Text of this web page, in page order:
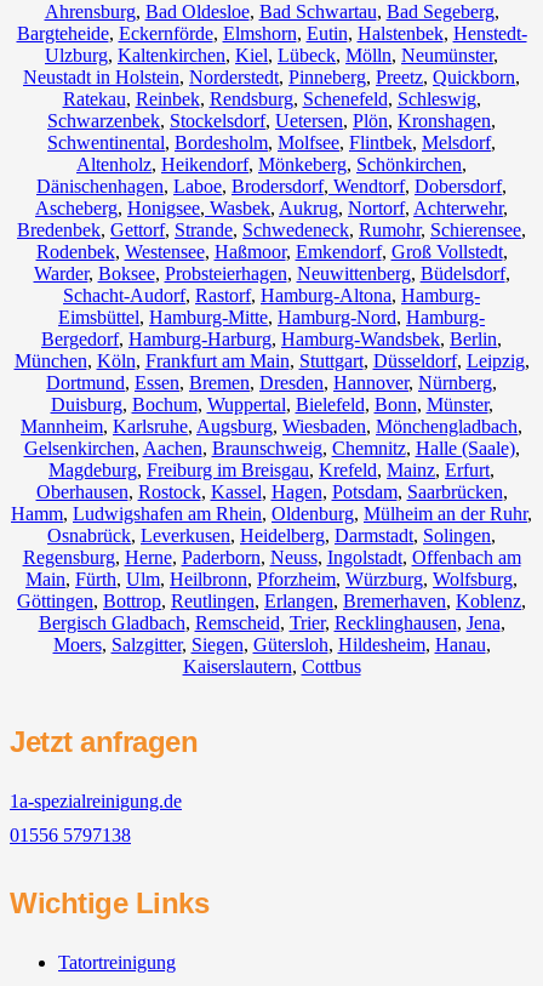
Ahrensburg, Bad Oldesloe, Bad Schwartau, Bad Segeberg,
Bargteheide, Eckernförde, Elmshorn, Eutin, Halstenbek, Henstedt-
Ulzburg, Kaltenkirchen, Kiel, Lübeck, Mölln, Neumünster,
Neustadt in Holstein, Norderstedt, Pinneberg, Preetz, Quickborn,
Ratekau, Reinbek, Rendsburg, Schenefeld, Schleswig,
Schwarzenbek, Stockelsdorf, Uetersen, Plön, Kronshagen,
Schwentinental, Bordesholm, Molfsee, Flintbek, Melsdorf,
Altenholz, Heikendorf, Mönkeberg, Schönkirchen,
Dänischenhagen, Laboe, Brodersdorf, Wendtorf, Dobersdorf,
Ascheberg, Honigsee, Wasbek, Aukrug, Nortorf, Achterwehr,
Bredenbek, Gettorf, Strande, Schwedeneck, Rumohr, Schierensee,
Rodenbek, Westensee, Haßmoor, Emkendorf, Groß Vollstedt,
Warder, Boksee, Probsteierhagen, Neuwittenberg, Büdelsdorf,
Schacht-Audorf, Rastorf, Hamburg-Altona, Hamburg-
Eimsbüttel, Hamburg-Mitte, Hamburg-Nord, Hamburg-
Bergedorf, Hamburg-Harburg, Hamburg-Wandsbek, Berlin,
München, Köln, Frankfurt am Main, Stuttgart, Düsseldorf, Leipzig,
Dortmund, Essen, Bremen, Dresden, Hannover, Nürnberg,
Duisburg, Bochum, Wuppertal, Bielefeld, Bonn, Münster,
Mannheim, Karlsruhe, Augsburg, Wiesbaden, Mönchengladbach,
Gelsenkirchen, Aachen, Braunschweig, Chemnitz⁠, Halle (Saale),
Magdeburg, Freiburg im Breisgau, Krefeld, Mainz, Erfurt,
Oberhausen, Rostock, Kassel, Hagen, Potsdam, Saarbrücken,
Hamm, Ludwigshafen am Rhein, Oldenburg, Mülheim an der Ruhr,
Osnabrück, Leverkusen, Heidelberg, Darmstadt, Solingen,
Regensburg, Herne, Paderborn, Neuss, Ingolstadt, Offenbach am
Main, Fürth, Ulm, Heilbronn, Pforzheim, Würzburg, Wolfsburg,
Göttingen, Bottrop, Reutlingen, Erlangen, Bremerhaven, Koblenz,
Bergisch Gladbach, Remscheid, Trier, Recklinghausen, Jena,
Moers, Salzgitter, Siegen, Gütersloh, Hildesheim, Hanau,
Kaiserslautern, Cottbus
Jetzt anfragen
1a-spezialreinigung.de
01556 5797138
Wichtige Links
Tatortreinigung